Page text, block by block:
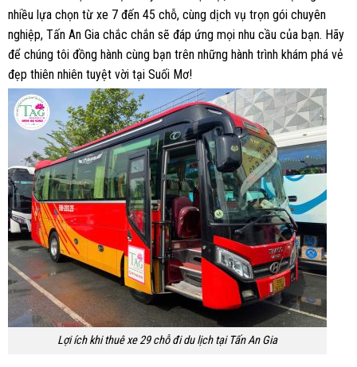
nhiều lựa chọn từ xe 7 đến 45 chỗ, cùng dịch vụ trọn gói chuyên
nghiệp, Tấn An Gia chắc chắn sẽ đáp ứng mọi nhu cầu của bạn. Hãy
để chúng tôi đồng hành cùng bạn trên những hành trình khám phá vẻ
đẹp thiên nhiên tuyệt vời tại Suối Mơ!
Lợi ích khi thuê xe 29 chỗ đi du lịch tại Tấn An Gia